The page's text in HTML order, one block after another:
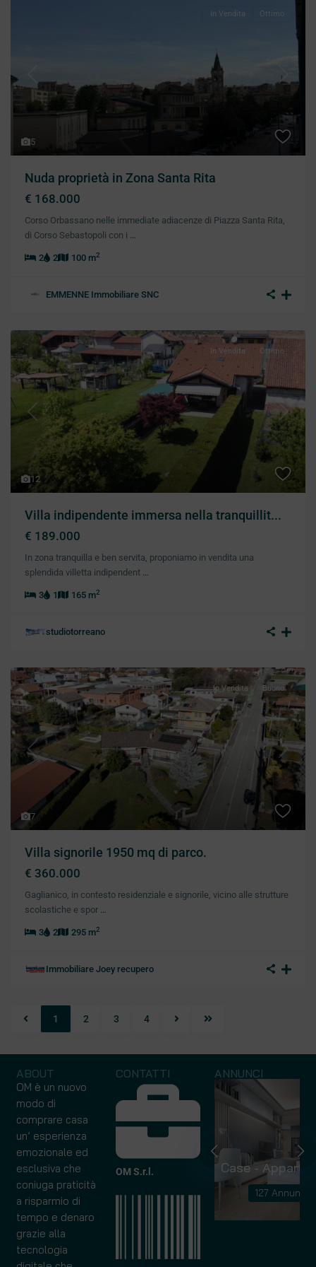
5
Previous Next
In Vendita Ottimo
Nuda proprietà in Zona Santa Rita
€ 168.000
Corso Orbassano nelle immediate adiacenze di Piazza Santa Rita,
di Corso Sebastopoli con i …
2 2 100 m2
EMMENNE Immobiliare SNC
12
Previous Next
In Vendita Ottimo
Villa indipendente immersa nella tranquillit...
€ 189.000
In zona tranquilla e ben servita, proponiamo in vendita una
splendida villetta indipendent …
3 1 165 m2
studiotorreano
7
Previous Next
In Vendita Buono
Villa signorile 1950 mq di parco.
€ 360.000
Gaglianico, in contesto residenziale e signorile, vicino alle strutture
scolastiche e spor …
3 2 295 m2
Immobiliare Joey recupero
1 2 3 4
ABOUT
OM è un nuovo
modo di
comprare casa
un’ esperienza
emozionale ed
esclusiva che
coniuga praticità
a risparmio di
tempo e denaro
grazie alla
tecnologia
CONTATTI
OM S.r.l.
ANNUNCI
Capannoni
10 Annunci
Case -
127 Annunci